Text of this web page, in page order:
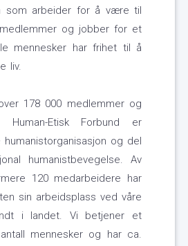
som arbeider for å være til
og jobber for et
mennesker har frihet til å
liv.
178 000 medlemmer og
Human-Etisk Forbund er
og del
humanistbevegelse. Av
120 medarbeidere har
sin arbeidsplass ved våre
i landet. Vi betjener et
mennesker og har ca.